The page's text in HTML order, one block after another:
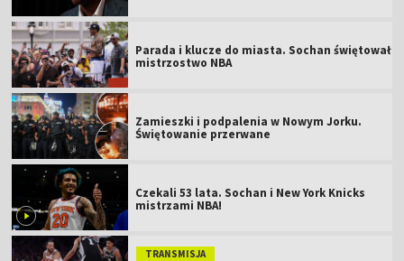
Parada i klucze do miasta. Sochan świętował
mistrzostwo NBA
Zamieszki i podpalenia w Nowym Jorku.
Świętowanie przerwane
Czekali 53 lata. Sochan i New York Knicks
mistrzami NBA!
TRANSMISJA